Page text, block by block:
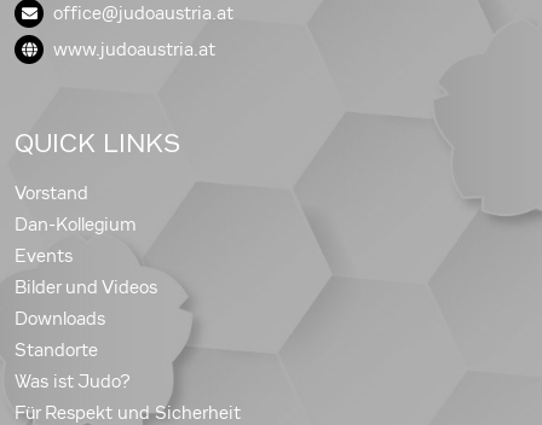
office@judoaustria.at
www.judoaustria.at
QUICK LINKS
Vorstand
Dan-Kollegium
Events
Bilder und Videos
Downloads
Standorte
Was ist Judo?
Für Respekt und Sicherheit